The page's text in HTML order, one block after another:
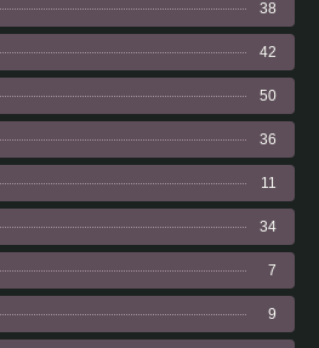
38
42
50
36
11
34
7
9